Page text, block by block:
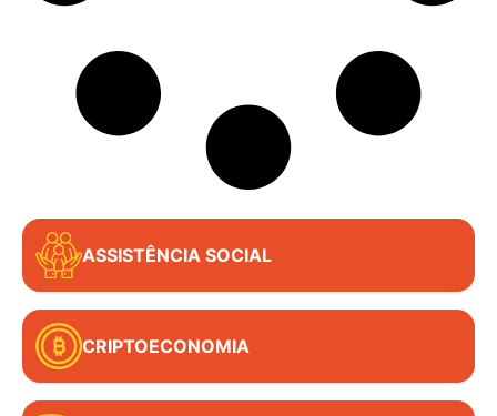
ASSISTÊNCIA SOCIAL
CRIPTOECONOMIA